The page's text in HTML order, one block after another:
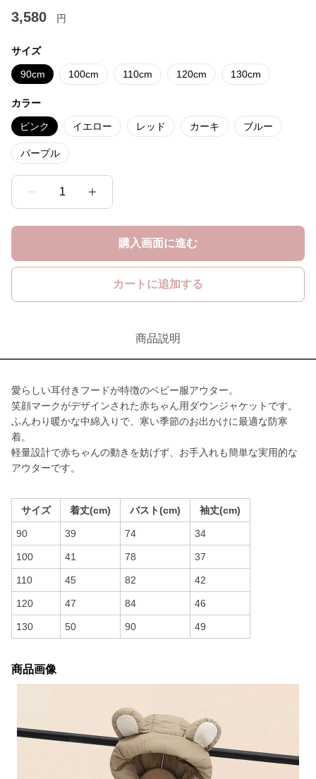
3,580 円
サイズ
90cm 100cm 110cm 120cm 130cm
カラー
ピンク イエロー レッド カーキ ブルー
パープル
1
購入画面に進む
カートに追加する
商品説明
愛らしい耳付きフードが特徴のベビー服アウター。
笑顔マークがデザインされた赤ちゃん用ダウンジャケットです。
ふんわり暖かな中綿入りで、寒い季節のお出かけに最適な防寒
着。
軽量設計で赤ちゃんの動きを妨げず、お手入れも簡単な実用的な
アウターです。
サイズ 着丈(cm) バスト(cm) 袖丈(cm)
90 39 74 34
100 41 78 37
110 45 82 42
120 47 84 46
130 50 90 49
商品画像